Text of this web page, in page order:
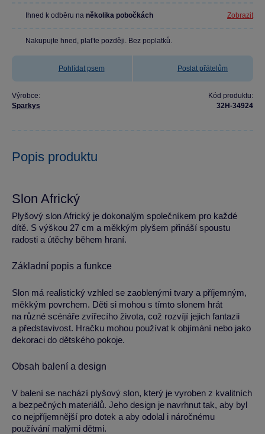
Ihned k odběru na několika pobočkách Zobrazit
Nakupujte hned, plaťte později. Bez poplatků.
Pohlídat psem Poslat přátelům
Výrobce:
Sparkys
Kód produktu:
32H-34924
Popis produktu
Slon Africký
Plyšový slon Africký je dokonalým společníkem pro každé
dítě. S výškou 27 cm a měkkým plyšem přináší spoustu
radosti a útěchy během hraní.
Základní popis a funkce
Slon má realistický vzhled se zaoblenými tvary a příjemným,
měkkým povrchem. Děti si mohou s tímto slonem hrát
na různé scénáře zvířecího života, což rozvíjí jejich fantazii
a představivost. Hračku mohou používat k objímání nebo jako
dekoraci do dětského pokoje.
Obsah balení a design
V balení se nachází plyšový slon, který je vyroben z kvalitních
a bezpečných materiálů. Jeho design je navrhnut tak, aby byl
co nejpříjemnější pro dotek a aby odolal i náročnému
používání malými dětmi.